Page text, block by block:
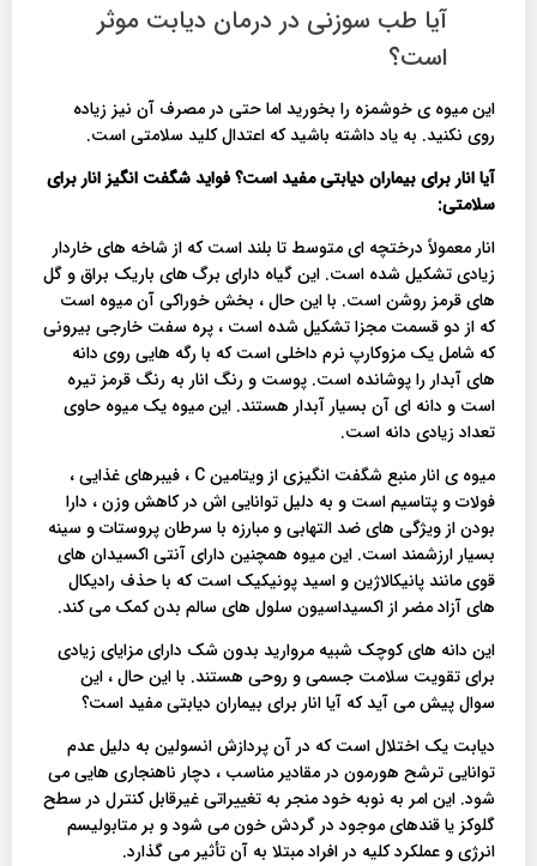
آیا طب سوزنی در درمان دیابت موثر
است؟
این میوه ی خوشمزه را بخورید اما حتی در مصرف آن نیز زیاده
روی نکنید. به یاد داشته باشید که اعتدال کلید سلامتی است.
آیا انار برای بیماران دیابتی مفید است؟ فواید شگفت انگیز انار برای
سلامتی:
انار معمولاً درختچه ای متوسط ​​تا بلند است که از شاخه های خاردار
زیادی تشکیل شده است. این گیاه دارای برگ های باریک براق و گل
های قرمز روشن است. با این حال ، بخش خوراکی آن میوه است
که از دو قسمت مجزا تشکیل شده است ، پره سفت خارجی بیرونی
که شامل یک مزوکارپ نرم داخلی است که با رگه هایی روی دانه
های آبدار را پوشانده است. پوست و رنگ انار به رنگ قرمز تیره
است و دانه ای آن بسیار آبدار هستند. این میوه یک میوه حاوی
تعداد زیادی دانه است.
میوه ی انار منبع شگفت انگیزی از ویتامین C ، فیبرهای غذایی ،
فولات و پتاسیم است و به دلیل توانایی اش در کاهش وزن ، دارا
بودن از ویژگی های ضد التهابی و مبارزه با سرطان پروستات و سینه
بسیار ارزشمند است. این میوه همچنین دارای آنتی اکسیدان های
قوی مانند پانیکالاژین و اسید پونیکیک است که با حذف رادیکال
های آزاد مضر از اکسیداسیون سلول های سالم بدن کمک می کند.
این دانه های کوچک شبیه مروارید بدون شک دارای مزایای زیادی
برای تقویت سلامت جسمی و روحی هستند. با این حال ، این
سوال پیش می آید که آیا انار برای بیماران دیابتی مفید است؟
دیابت یک اختلال است که در آن پردازش انسولین به دلیل عدم
توانایی ترشح هورمون در مقادیر مناسب ، دچار ناهنجاری هایی می
شود. این امر به نوبه خود منجر به تغییراتی غیرقابل کنترل در سطح
گلوکز یا قندهای موجود در گردش خون می شود و بر متابولیسم
انرژی و عملکرد کلیه در افراد مبتلا به آن تأثیر می گذارد.